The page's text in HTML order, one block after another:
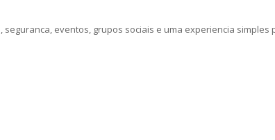
eventos, grupos sociais e uma experiencia simples